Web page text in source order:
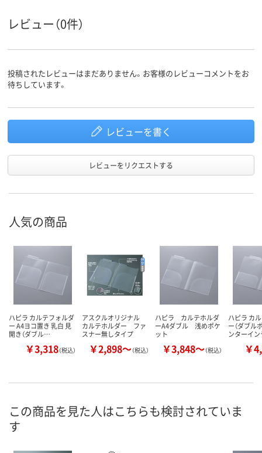
アスクル
スコア
レビュー（0件）
投稿されたレビューはまだありません。お客様のレビューコメントをお
待ちしています。
レビューを書く
レビューをリクエストする
人気の商品
ハピラ カルテフォルダ
ー A4ヨコ置き 乳白 見
開き（ダブル…
￥3,318（税込）
アスクルオリジナル
カルテホルダー ファ
スナー無しタイプ
￥2,898～（税込）
ハピラ カルテホルダ
ーA4ダブル 浅めポケ
ット
￥3,848～（税込）
ハピラ カ
ー（ダブル
ンターイ
￥
この商品を見た人はこちらも検討されていま
す